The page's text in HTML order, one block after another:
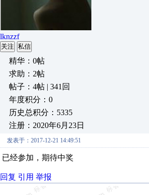
lknzzf
关注 私信
精华：0帖
求助：2帖
帖子：4帖 | 341回
年度积分：0
历史总积分：5335
注册：2020年6月23日
发表于：2017-12-21 14:49:51
已经参加，期待中奖
回复 引用 举报